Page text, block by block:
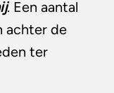
. Een aantal
achter de
ter